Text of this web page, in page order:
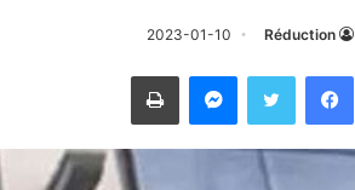
Réduction
2023-01-10
فيسبوك تويتر ماسنجر طباعة